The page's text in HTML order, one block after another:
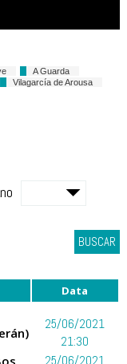
A Guarda
Vilagarcía de Arousa
BUSCAR
Data
25/06/2021
21:30
25/06/2021